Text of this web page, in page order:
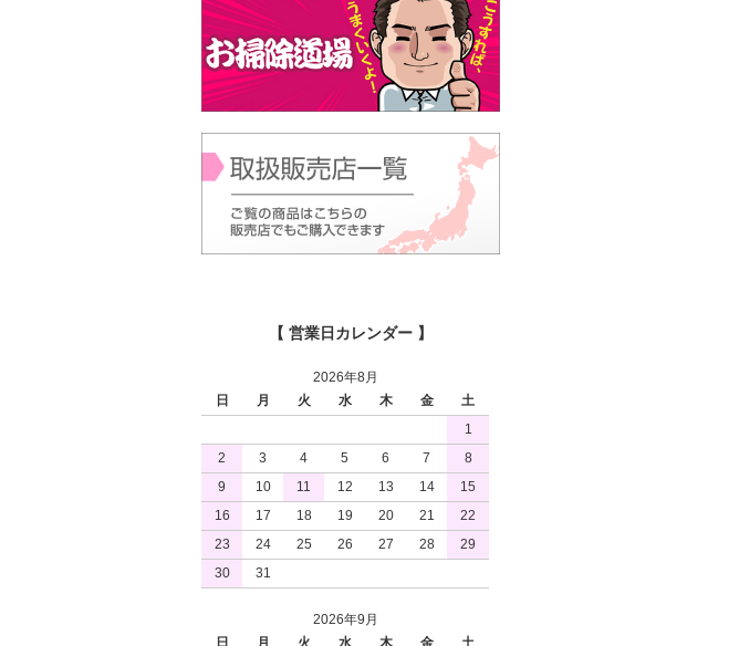
【 営業日カレンダー 】
2026年8月
日
月 火 水 木 金
土
1
2
3 4 5 6 7
8
9
10 11 12 13 14
15
16
17 18 19 20 21
22
23
24 25 26 27 28
29
30
31
2026年9月
日
月 火 水 木 金
土